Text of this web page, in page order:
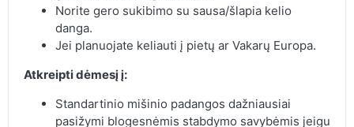
Norite gero sukibimo su sausa/šlapia kelio
danga.
Jei planuojate keliauti į pietų ar Vakarų Europa.
Atkreipti dėmesį į:
Standartinio mišinio padangos dažniausiai
pasižymi blogesnėmis stabdymo savybėmis jeigu